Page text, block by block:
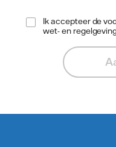
Ik accepteer de
wet- en